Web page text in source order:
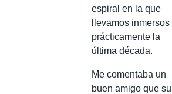
espiral en la que
llevamos inmersos
prácticamente la
última década.
Me comentaba un
buen amigo que su